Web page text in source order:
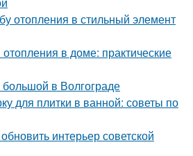
отопления в стильный элемент
отопления в доме: практические
в Волгограде
для плитки в ванной: советы по
интерьер советской